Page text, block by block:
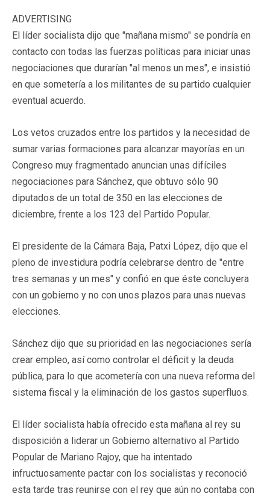
ADVERTISING
El líder socialista dijo que "mañana mismo" se pondría en
contacto con todas las fuerzas políticas para iniciar unas
negociaciones que durarían "al menos un mes", e insistió
en que sometería a los militantes de su partido cualquier
eventual acuerdo.
Los vetos cruzados entre los partidos y la necesidad de
sumar varias formaciones para alcanzar mayorías en un
Congreso muy fragmentado anuncian unas difíciles
negociaciones para Sánchez, que obtuvo sólo 90
diputados de un total de 350 en las elecciones de
diciembre, frente a los 123 del Partido Popular.
El presidente de la Cámara Baja, Patxi López, dijo que el
pleno de investidura podría celebrarse dentro de "entre
tres semanas y un mes" y confió en que éste concluyera
con un gobierno y no con unos plazos para unas nuevas
elecciones.
Sánchez dijo que su prioridad en las negociaciones sería
crear empleo, así como controlar el déficit y la deuda
pública, para lo que acometería con una nueva reforma del
sistema fiscal y la eliminación de los gastos superfluos.
El líder socialista había ofrecido esta mañana al rey su
disposición a liderar un Gobierno alternativo al Partido
Popular de Mariano Rajoy, que ha intentado
infructuosamente pactar con los socialistas y reconoció
esta tarde tras reunirse con el rey que aún no contaba con